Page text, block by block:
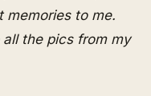
memories to me.
the pics from my